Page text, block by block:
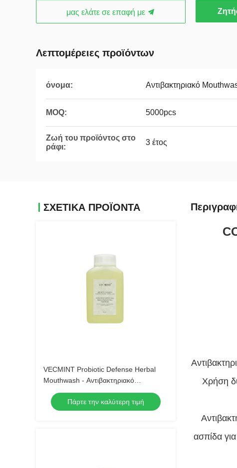
μας ελάτε σε επαφή με
Λεπτομέρειες προϊόντων
όνομα: Αντιβακτηριακό
MOQ: 5000pcs
Ζωή του προϊόντος στο
ράφι:
3 έτος
ΣΧΕΤΙΚΆ ΠΡΟΪΌΝΤΑ
VECMINT Probiotic Defense Herbal
Mouthwash - Αντιβακτηριακό
Αντιπυρηνικό Σπρώξιμο στόματος
(Αυξάνει τη βακτηριακή χλωρίδα και τη
φρέσκια αναπνοή) 500 ml Χονδρικό
Πάρτε την καλύτερη τιμή
Χρήση
ασπίδα